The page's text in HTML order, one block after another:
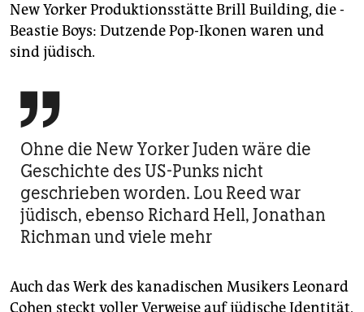
New Yorker Produktionsstätte Brill Building, die ­
Beastie Boys: Dutzende Pop-Ikonen waren und
sind jüdisch.

Ohne die New Yorker Juden wäre die
Geschichte des US-Punks nicht
geschrieben worden. Lou Reed war
jüdisch, ebenso Richard Hell, Jonathan
Richman und viele mehr
Auch das Werk des kanadischen Musikers Leonard
Cohen steckt voller Verweise auf jüdische Identität,